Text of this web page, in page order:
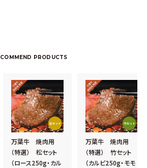
PRODUCTS
万葉牛 焼肉用
（特選） 松セット
（ロース250g・カル
万葉牛 焼肉用
（特選） 竹セット
（カルビ250g・モモ